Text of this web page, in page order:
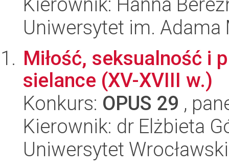
Uniwersytet im.
Miłość, seksualność i
sielance (XV-XVIII w.)
Konkurs: OPUS 29 ,
Kierownik: dr Elżbieta
Uniwersytet Wrocławski